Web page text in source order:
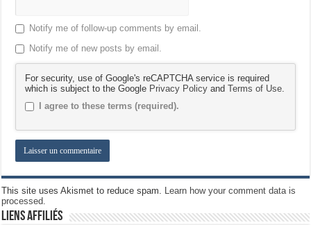
Notify me of follow-up comments by email.
Notify me of new posts by email.
For security, use of Google's reCAPTCHA service is required
which is subject to the Google Privacy Policy andTerms of Use
I agree to these terms (required).
This site uses Akismet to reduce spam. Learn how your comment data is
processed.
Liens Affiliés